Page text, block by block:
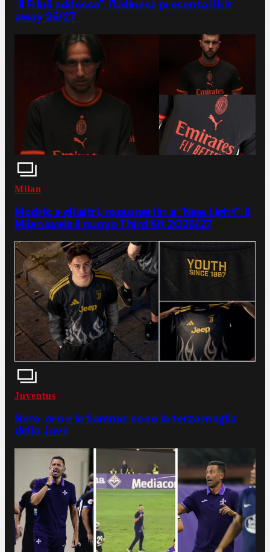
"Il Friuli addosso": l'Udinese presenta il kit
away 26/27
Milan
Modric e gli altri, rossoneri in a “New Light": il
Milan svela il nuovo Third Kit 2026/27
Juventus
Nero, oro e le fiamme: ecco la terza maglia
della Juve